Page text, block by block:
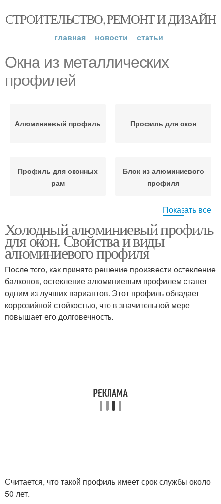
СТРОИТЕЛЬСТВО, РЕМОНТ И ДИЗАЙН
главная новости статьи
Окна из металлических
профилей
Алюминиевый профиль Профиль для окон
Профиль для оконных
рам
Блок из алюминиевого
профиля
Металлические окна Оконный профиль
Профиль по оборонной
технологии
Алюминиевые окна
Показать все
Холодный алюминиевый профиль
для окон. Свойства и виды
алюминиевого профиля
После того, как принято решение произвести остекление
балконов, остекление алюминиевым профилем станет
одним из лучших вариантов. Этот профиль обладает
коррозийной стойкостью, что в значительной мере
повышает его долговечность.
Считается, что такой профиль имеет срок службы около
50 лет.